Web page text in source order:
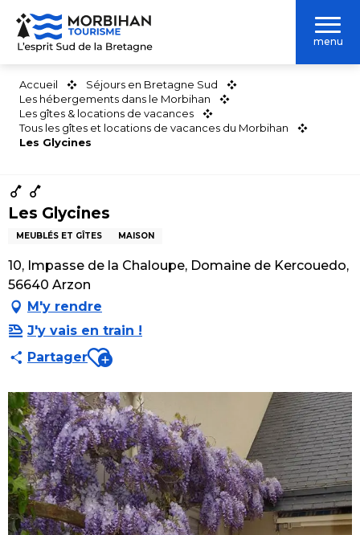
Aller
contenu
menu
Accueil
Séjours en Bretagne Sud
Les hébergements dans le Morbihan
Les gîtes & locations de vacances
Tous les gîtes et locations de vacances du Morbihan
Les Glycines
Les Glycines
MEUBLÉS ET GÎTES MAISON
10, Impasse de la Chaloupe, Domaine de Kercouedo,
56640 Arzon
M'y rendre
J'y vais en train !
PartagerAjouter aux favoris